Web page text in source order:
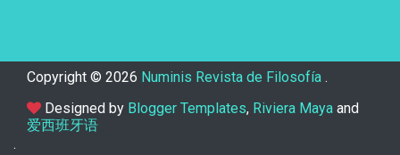
Copyright © 2026 Numinis Revista de Filosofía .
Designed by Blogger Templates, Riviera Maya and
爱西班牙语
.